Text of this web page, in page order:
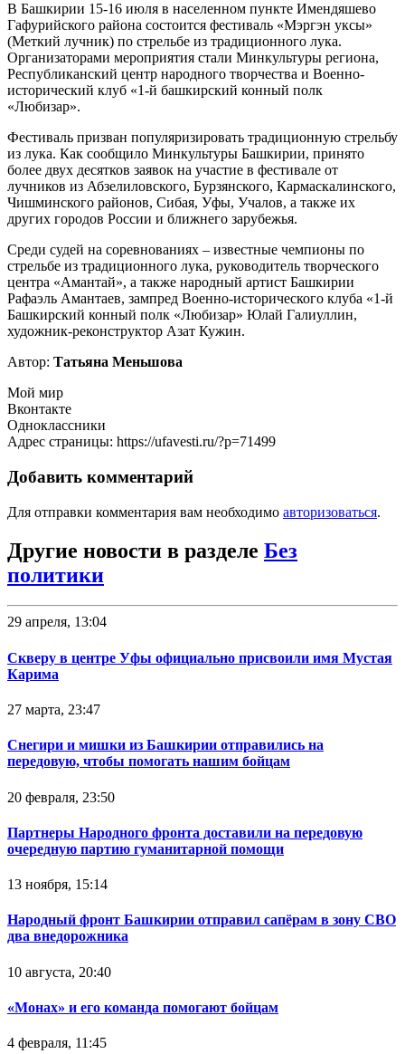
В Башкирии 15-16 июля в населенном пункте Имендяшево
Гафурийского района состоится фестиваль «Мэргэн уксы»
(Меткий лучник) по стрельбе из традиционного лука.
Организаторами мероприятия стали Минкультуры региона,
Республиканский центр народного творчества и Военно-
исторический клуб «1-й башкирский конный полк
«Любизар».
Фестиваль призван популяризировать традиционную стрельбу
из лука. Как сообщило Минкультуры Башкирии, принято
более двух десятков заявок на участие в фестивале от
лучников из Абзелиловского, Бурзянского, Кармаскалинского,
Чишминского районов, Сибая, Уфы, Учалов, а также их
других городов России и ближнего зарубежья.
Среди судей на соревнованиях – известные чемпионы по
стрельбе из традиционного лука, руководитель творческого
центра «Амантай», а также народный артист Башкирии
Рафаэль Амантаев, зампред Военно-исторического клуба «1-й
Башкирский конный полк «Любизар» Юлай Галиуллин,
художник-реконструктор Азат Кужин.
Автор: Татьяна Меньшова
Мой мир
Вконтакте
Одноклассники
Адрес страницы: https://ufavesti.ru/?p=71499
Добавить комментарий
Для отправки комментария вам необходимо авторизоваться.
Другие новости в разделе Без
политики
29 апреля, 13:04
Скверу в центре Уфы официально присвоили имя Мустая
Карима
27 марта, 23:47
Снегири и мишки из Башкирии отправились на
передовую, чтобы помогать нашим бойцам
20 февраля, 23:50
Партнеры Народного фронта доставили на передовую
очередную партию гуманитарной помощи
13 ноября, 15:14
Народный фронт Башкирии отправил сапёрам в зону СВО
два внедорожника
10 августа, 20:40
«Монах» и его команда помогают бойцам
4 февраля, 11:45